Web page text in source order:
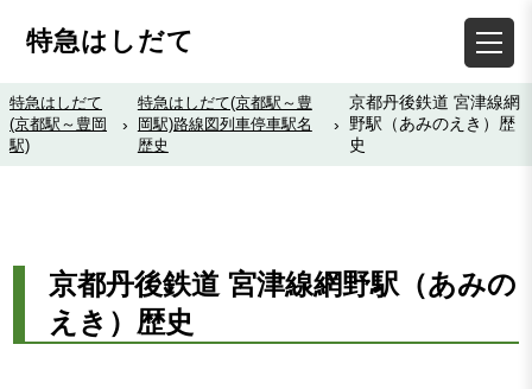
特急はしだて
特急はしだて
(京都駅～豊岡
駅)
›
特急はしだて(京都駅～豊
岡駅)路線図列車停車駅名
歴史
›
京都丹後鉄道 宮津線網
野駅（あみのえき）歴
史
京都丹後鉄道 宮津線網野駅（あみの
えき）歴史